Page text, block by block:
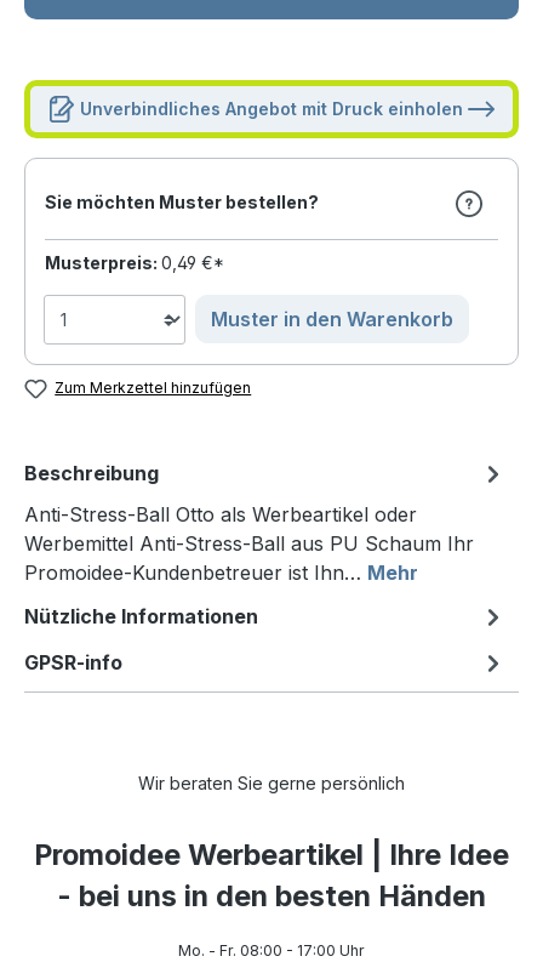
Unverbindliches Angebot mit Druck einholen
Sie möchten Muster bestellen?
Musterpreis: 0,49 €*
Muster in den Warenkorb
Zum Merkzettel hinzufügen
Beschreibung
Anti-Stress-Ball Otto als Werbeartikel oder
Werbemittel Anti-Stress-Ball aus PU Schaum Ihr
Promoidee-Kundenbetreuer ist Ihn… Mehr
Nützliche Informationen
GPSR-info
Wir beraten Sie gerne persönlich
Promoidee Werbeartikel | Ihre Idee
- bei uns in den besten Händen
Mo. - Fr. 08:00 - 17:00 Uhr